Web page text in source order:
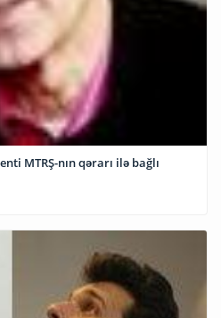
MTRŞ-nın qərarı ilə bağlı